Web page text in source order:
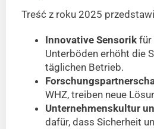
Treść z roku 2025
Innovative Sensorikfür
Unterböden erhöht die
täglichen Betrieb.
WHZ, treiben neue
Unternehmenskultur
dafür, dass Sicherheit